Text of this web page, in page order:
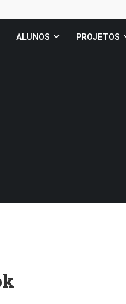
ALUNOS PROJETOS